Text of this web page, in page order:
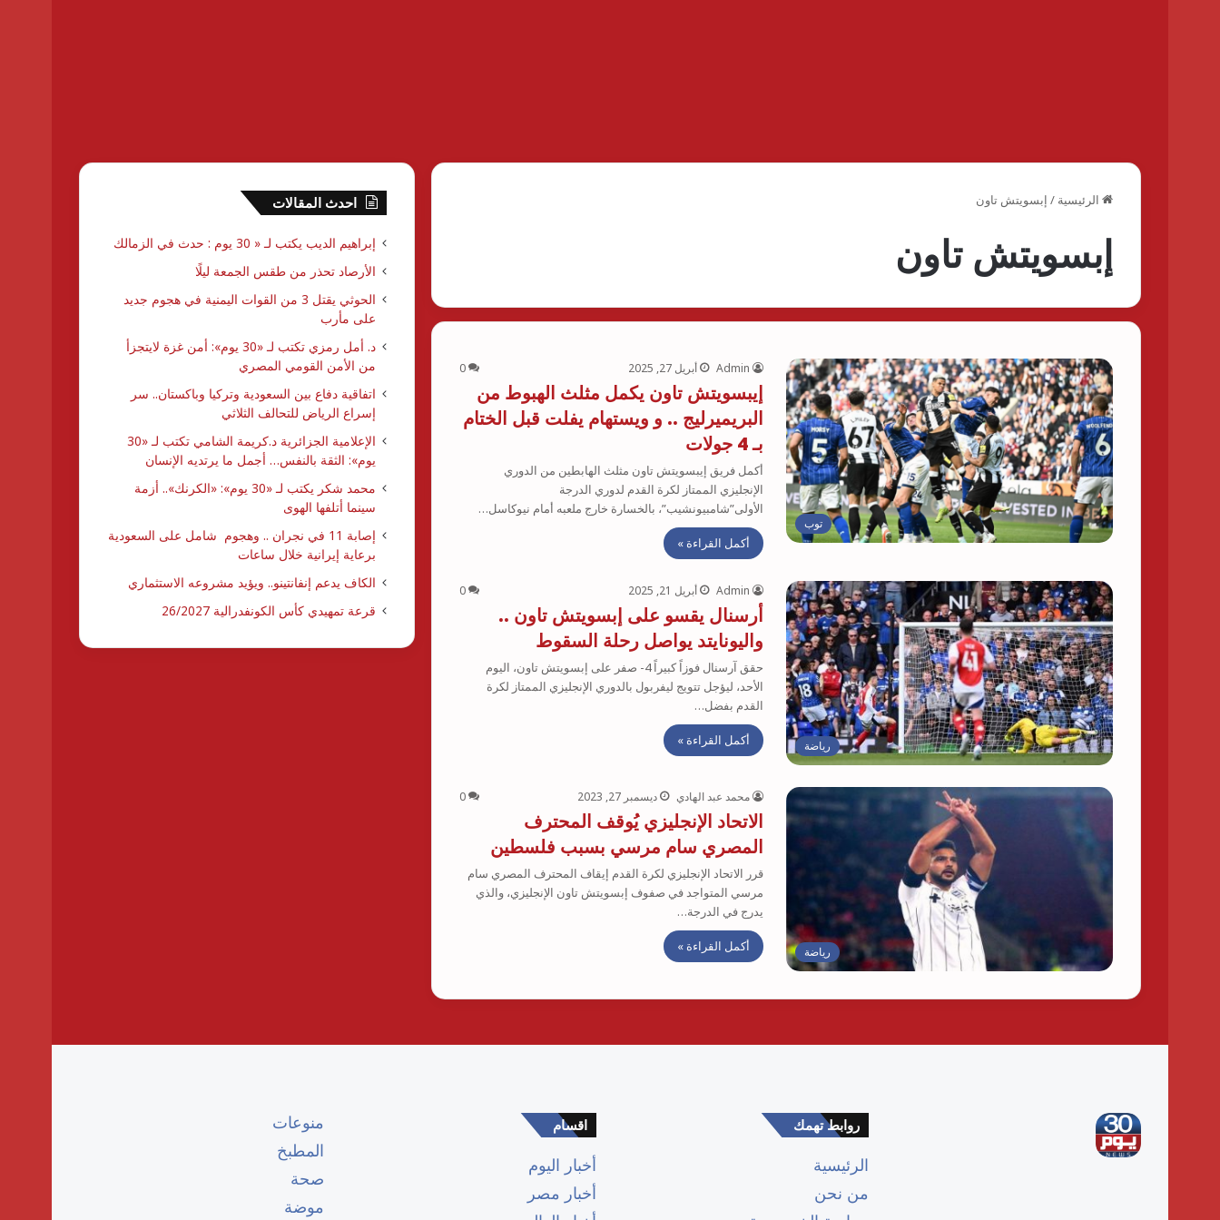
الرئيسية / إبسويتش تاون
إبسويتش تاون
توب
Admin أبريل 27, 2025 0
إيبسويتش تاون يكمل مثلث الهبوط من
البريميرليج .. و ويستهام يفلت قبل الختام
بـ 4 جولات
أكمل فريق إيبسويتش تاون مثلث الهابطين من الدوري
الإنجليزي الممتاز لكرة القدم لدوري الدرجة
الأولى”شامبيونشيب”، بالخسارة خارج ملعبه أمام نيوكاسل…
أكمل القراءة »
رياضة
Admin أبريل 21, 2025 0
أرسنال يقسو على إبسويتش تاون ..
واليونايتد يواصل رحلة السقوط
حقق آرسنال فوزاً كبيراً 4- صفر على إبسويتش تاون، اليوم
الأحد، ليؤجل تتويج ليفربول بالدوري الإنجليزي الممتاز لكرة
القدم بفضل…
أكمل القراءة »
رياضة
محمد عبد الهادي ديسمبر 27, 2023 0
الاتحاد الإنجليزي يُوقف المحترف
المصري سام مرسي بسبب فلسطين
قرر الاتحاد الإنجليزي لكرة القدم إيقاف المحترف المصري سام
مرسي المتواجد في صفوف إبسويتش تاون الإنجليزي، والذي
يدرج في الدرجة…
أكمل القراءة »
احدث المقالات
إبراهيم الديب يكتب لـ « 30 يوم : حدث في الزمالك
الأرصاد تحذر من طقس الجمعة ليلًا
الحوثي يقتل 3 من القوات اليمنية في هجوم جديد
على مأرب
د. أمل رمزي تكتب لـ «30 يوم»: أمن غزة لايتجزأ
من الأمن القومي المصري
اتفاقية دفاع بين السعودية وتركيا وباكستان.. سر
إسراع الرياض للتحالف الثلاثي
الإعلامية الجزائرية د.كريمة الشامي تكتب لـ «30
يوم»: الثقة بالنفس… أجمل ما يرتديه الإنسان
محمد شكر يكتب لـ «30 يوم»: «الكرنك».. أزمة
سينما أتلفها الهوى
إصابة 11 في نجران .. وهجوم شامل على السعودية
برعاية إيرانية خلال ساعات
الكاف يدعم إنفانتينو.. ويؤيد مشروعه الاستثماري
قرعة تمهيدي كأس الكونفدرالية 26/2027
روابط تهمك
الرئيسية
من نحن
اقسام
أخبار اليوم
أخبار مصر
منوعات
المطبخ
صحة
موضة